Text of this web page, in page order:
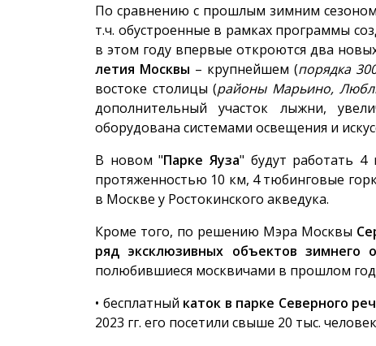
По сравнению с прошлым зимним сезоном
т.ч. обустроенные в рамках программы
в этом году впервые откроются два
летия Москвы – крупнейшем (порядка
востоке столицы (районы Марьино,
дополнительный участок лыжни,
оборудована системами освещения и
В новом "Парке Яуза" будут работать 4
протяженностью 10 км, 4 тюбинговые
в Москве у Ростокинского акведука.
Кроме того, по решению Мэра Москвы
ряд эксклюзивных объектов зимнего
полюбившиеся москвичами в прошлом
• бесплатный каток в парке Северного
2023 гг. его посетили свыше 20 тыс.